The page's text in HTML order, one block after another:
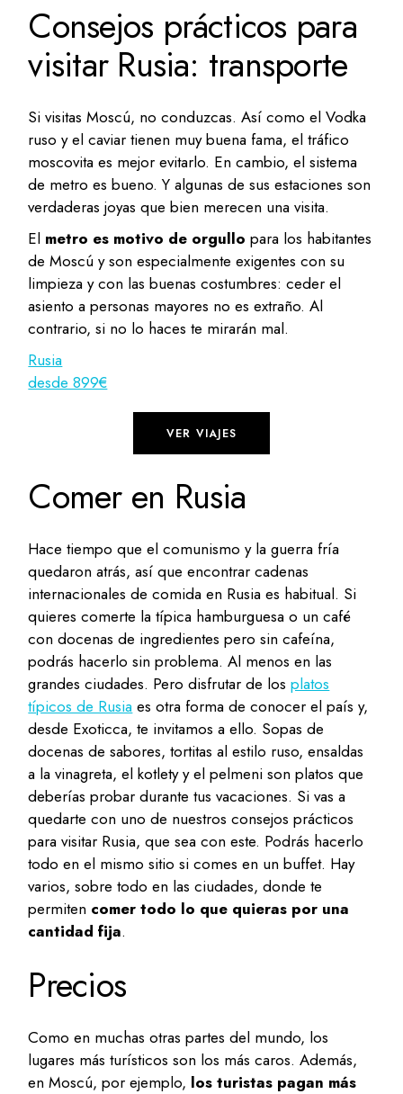
Consejos prácticos para
visitar Rusia: transporte
Si visitas Moscú, no conduzcas. Así como el Vodka
ruso y el caviar tienen muy buena fama, el tráfico
moscovita es mejor evitarlo. En cambio, el sistema
de metro es bueno. Y algunas de sus estaciones son
verdaderas joyas que bien merecen una visita.
El metro es motivo de orgullo para los habitantes
de Moscú y son especialmente exigentes con su
limpieza y con las buenas costumbres: ceder el
asiento a personas mayores no es extraño. Al
contrario, si no lo haces te mirarán mal.
Rusia
desde 899€
VER VIAJES
Comer en Rusia
Hace tiempo que el comunismo y la guerra fría
quedaron atrás, así que encontrar cadenas
internacionales de comida en Rusia es habitual. Si
quieres comerte la típica hamburguesa o un café
con docenas de ingredientes pero sin cafeína,
podrás hacerlo sin problema. Al menos en las
grandes ciudades. Pero disfrutar de losplatos
típicos de Rusia es otra forma de conocer el país y,
desde Exoticca, te invitamos a ello. Sopas de
docenas de sabores, tortitas al estilo ruso, ensaldas
a la vinagreta, el kotlety y el pelmeni son platos que
deberías probar durante tus vacaciones. Si vas a
quedarte con uno de nuestros consejos prácticos
para visitar Rusia, que sea con este. Podrás hacerlo
todo en el mismo sitio si comes en un buffet. Hay
varios, sobre todo en las ciudades, donde te
permiten comer todo lo que quieras por una
cantidad fija.
Precios
Como en muchas otras partes del mundo, los
lugares más turísticos son los más caros. Además,
en Moscú, por ejemplo, los turistas pagan más